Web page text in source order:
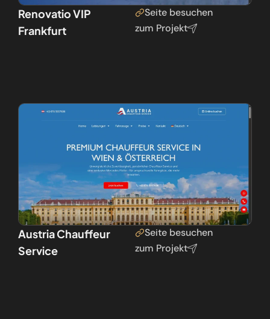
Renovatio VIP
Frankfurt
Seite besuchen
zum Projekt
Austria Chauffeur
Service
Seite besuchen
zum Projekt